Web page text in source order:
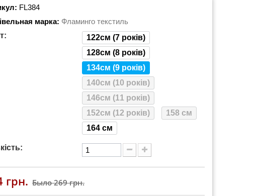
FL384
марка: Фламинго текстиль
122см (7 років)
128см (8 років)
134см (9 років)
140см (10 років)
146см (11 років)
152см (12 років)
158 см
164 см
грн. Было269 грн.